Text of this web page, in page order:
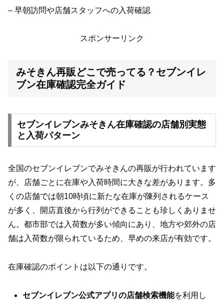
– 早朝訪問や店舗スタッフへの入荷確認
スポンサーリンク
みそきん再販どこで売ってる？セブンイレ
ブン在庫確認完全ガイド
セブンイレブンみそきん在庫確認の店舗別実態
と入荷パターン
全国のセブンイレブンでみそきんの再販が行われています
が、店舗ごとに在庫や入荷時間に大きな差があります。多
くの店舗では朝10時頃に新たな在庫が陳列されるケース
が多く、開店直後から行列ができることも珍しくありませ
ん。都市部では入荷数が多い傾向にあり、地方や郊外の店
舗は入荷数が限られているため、早めの来店が有効です。
在庫確認のポイントは以下の通りです。
セブンイレブン公式アプリの店舗検索機能を利用し